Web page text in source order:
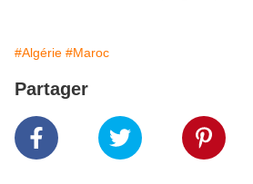
#Algérie #Maroc
Partager